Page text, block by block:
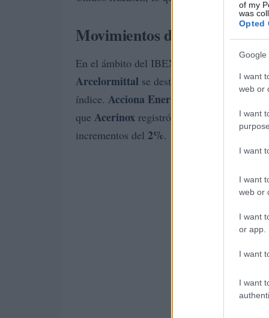
of my
was
Opted
Google
I want
web or
I want
I want
I want
web or
I want
or app.
I want
I want
Movimientos dentro del
En el ámbito del IBEX 35, el rebote del
Arcelormittal se destacó con una
índice. Acciona Energía
que Acerinox registró un aumento del2,7%
incrementos del 2%.